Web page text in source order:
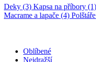
Deky (3) Kapsa na příbory (1)
Macrame a lapače (4)
Oblíbené
Nejdražší